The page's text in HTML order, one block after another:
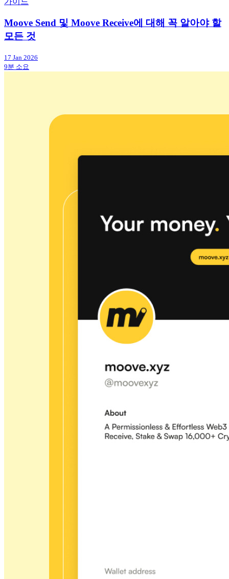
Moove Send 및 Moove Receive에 대해 꼭 알아야 할
모든 것
17 Jan 2026
9분 소요